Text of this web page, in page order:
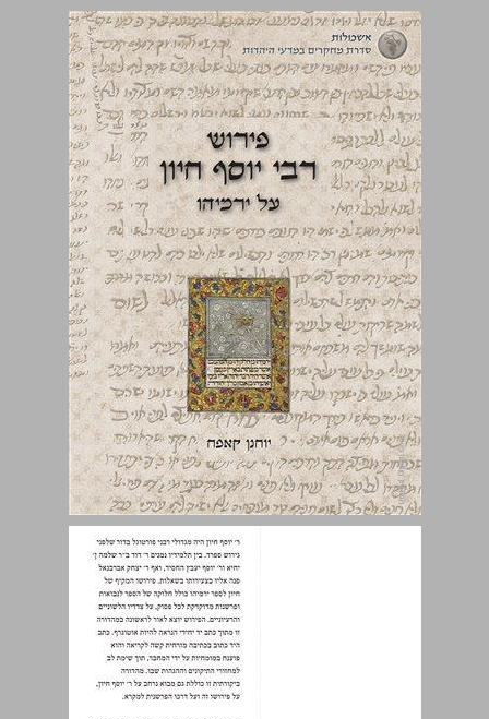
פירוש רבי יוסף חיון על ספר ירמיהו ... 0